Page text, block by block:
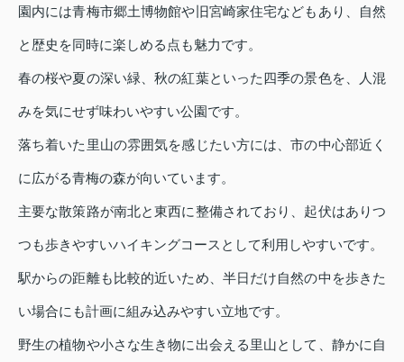
園内には青梅市郷土博物館や旧宮崎家住宅などもあり、自然
と歴史を同時に楽しめる点も魅力です。
春の桜や夏の深い緑、秋の紅葉といった四季の景色を、人混
みを気にせず味わいやすい公園です。
落ち着いた里山の雰囲気を感じたい方には、市の中心部近く
に広がる青梅の森が向いています。
主要な散策路が南北と東西に整備されており、起伏はありつ
つも歩きやすいハイキングコースとして利用しやすいです。
駅からの距離も比較的近いため、半日だけ自然の中を歩きた
い場合にも計画に組み込みやすい立地です。
野生の植物や小さな生き物に出会える里山として、静かに自